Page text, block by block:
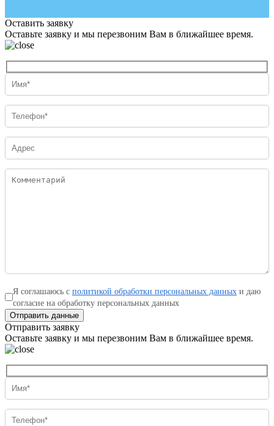
Оставить заявку
Оставьте заявку и мы перезвоним Вам в ближайшее время.
Я соглашаюсь с политикой обработки персональных данных и даю
согласие на обработку персональных данных
Отправить данные
Отправить заявку
Оставьте заявку и мы перезвоним Вам в ближайшее время.